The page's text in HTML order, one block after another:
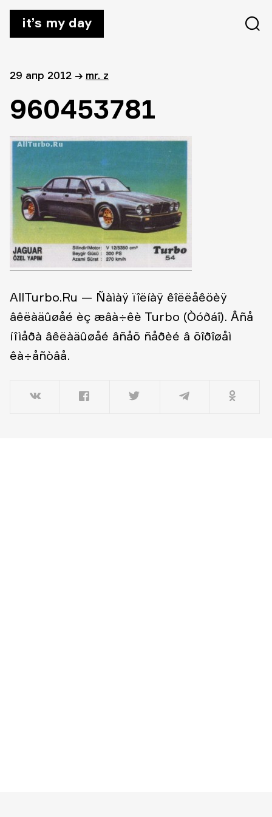
it’s my day
29 апр 2012 → mr. z
960453781
AllTurbo.Ru — Ñàìàÿ ïîëíàÿ êîëëåêöèÿ
âêëàäûøåé èç æâà÷êè Turbo (Òóðáî). Âñå
íîìåðà âêëàäûøåé âñåõ ñåðèé â õîðîøåì
êà÷åñòâå.